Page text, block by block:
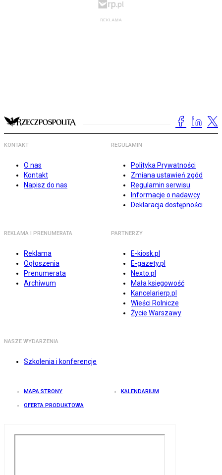
KONTAKT
O nas
Kontakt
Napisz do nas
REGULAMIN
Polityka Prywatności
Zmiana ustawień zgód
Regulamin serwisu
Informacje o nadawcy
Deklaracja dostępności
REKLAMA I PRENUMERATA
Reklama
Ogłoszenia
Prenumerata
Archiwum
PARTNERZY
E-kiosk.pl
E-gazety.pl
Nexto.pl
Mała księgowość
Kancelarierp.pl
Wieści Rolnicze
Życie Warszawy
NASZE WYDARZENIA
Szkolenia i konferencje
MAPA STRONY KALENDARIUM
OFERTA PRODUKTOWA